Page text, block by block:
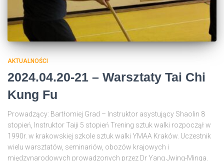
AKTUALNOŚCI
2024.04.20-21 – Warsztaty Tai Chi
Kung Fu
Prowadzący: Bartłomiej Grad – Instruktor asystujący Shaolin 8
stopień, Instruktor Taiji 5 stopień Trening sztuk walki rozpoczął w
1990r. w krakowskiej szkole sztuk walki YMAA Kraków. Uczestnik
wielu warsztatów, seminariów, obozów krajowych i
międzynarodowych prowadzonych przez Dr Yang Jwing-Minga.